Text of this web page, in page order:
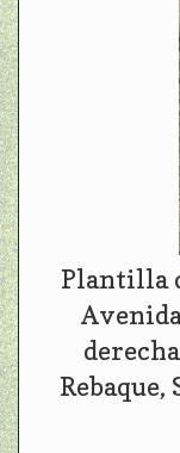
Plantilla